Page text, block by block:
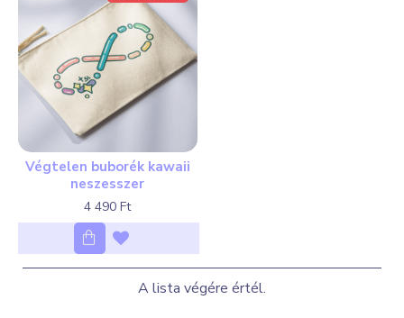
Végtelen buborék kawaii
neszesszer
4 490 Ft
A lista végére értél.